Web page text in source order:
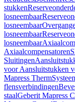
stukken
losneembaar
losneembaar
losneembaar
losneembaar
Axiaalcompensatoren
Sluitingen
voor Aansluitstukken
Mapress Therm
flensverbindingen
staalGeberit Mapress